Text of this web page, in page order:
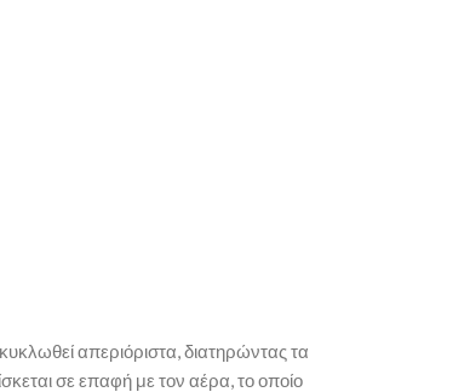
απεριόριστα, διατηρώντας τα
σε επαφή με τον αέρα, το οποίο